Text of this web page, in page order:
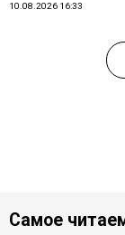
10.08.2026 16:33
Самое